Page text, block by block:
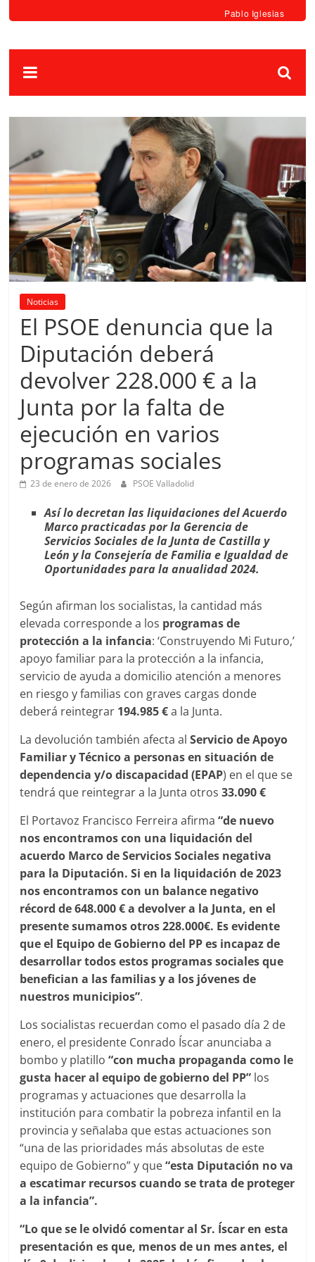
Pablo Iglesias
Noticias
El PSOE denuncia que la
Diputación deberá
devolver 228.000 € a la
Junta por la falta de
ejecución en varios
programas sociales
23 de enero de 2026 PSOE Valladolid
Así lo decretan las liquidaciones del Acuerdo
Marco practicadas por la Gerencia de
Servicios Sociales de la Junta de Castilla y
León y la Consejería de Familia e Igualdad de
Oportunidades para la anualidad 2024.
Según afirman los socialistas, la cantidad más
elevada corresponde a los programas de
protección a la infancia: ‘Construyendo Mi Futuro,’
apoyo familiar para la protección a la infancia,
servicio de ayuda a domicilio atención a menores
en riesgo y familias con graves cargas donde
deberá reintegrar 194.985 €a la Junta.
La devolución también afecta alServicio de Apoyo
Familiar y Técnico a personas en situación de
dependencia y/o discapacidad (EPAP) en el que se
tendrá que reintegrar a la Junta otros33.090 €
El Portavoz Francisco Ferreira afirma “de nuevo
nos encontramos con una liquidación del
acuerdo Marco de Servicios Sociales negativa
para la Diputación. Si en la liquidación de 2023
nos encontramos con un balance negativo
récord de 648.000 € a devolver a la Junta, en el
presente sumamos otros 228.000€. Es evidente
que el Equipo de Gobierno del PP es incapaz de
desarrollar todos estos programas sociales que
benefician a las familias y a los jóvenes de
nuestros municipios”.
Los socialistas recuerdan como el pasado día 2 de
enero, el presidente Conrado Íscar anunciaba a
bombo y platillo“con mucha propaganda como le
gusta hacer al equipo de gobierno del PP” los
programas y actuaciones que desarrolla la
institución para combatir la pobreza infantil en la
provincia y señalaba que estas actuaciones son
“una de las prioridades más absolutas de este
equipo de Gobierno” y que“esta Diputación no va
a escatimar recursos cuando se trata de proteger
a la infancia”.
“Lo que se le olvidó comentar al Sr. Íscar en esta
presentación es que, menos de un mes antes, el